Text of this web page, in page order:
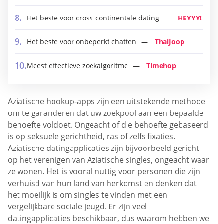
Het beste voor cross-continentale dating HEYYY!
Het beste voor onbeperkt chatten ThaiJoop
Meest effectieve zoekalgoritme Timehop
Aziatische hookup-apps zijn een uitstekende methode
om te garanderen dat uw zoekpool aan een bepaalde
behoefte voldoet. Ongeacht of die behoefte gebaseerd
is op seksuele gerichtheid, ras of zelfs fixaties.
Aziatische datingapplicaties zijn bijvoorbeeld gericht
op het verenigen van Aziatische singles, ongeacht waar
ze wonen. Het is vooral nuttig voor personen die zijn
verhuisd van hun land van herkomst en denken dat
het moeilijk is om singles te vinden met een
vergelijkbare sociale jeugd. Er zijn veel
datingapplicaties beschikbaar, dus waarom hebben we